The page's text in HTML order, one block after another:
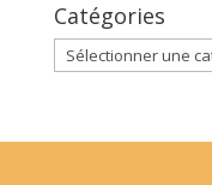
Catégories
Catégories